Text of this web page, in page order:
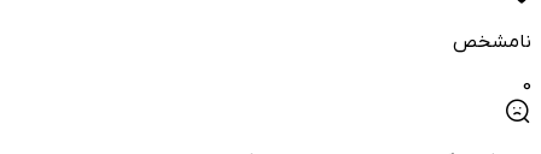
نامشخص
0